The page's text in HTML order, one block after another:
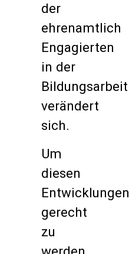
der
ehrenamtlich
Engagierten
in der
Bildungsarbeit
verändert
sich.
Um
diesen
Entwicklungen
gerecht
zu
werden,